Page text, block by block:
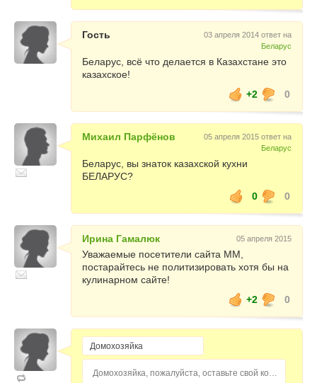
Гость
03 апреля 2014 ответ на
Беларус
Беларус, всё что делается в Казахстане это
казахское!
+2
0
Михаил Парфёнов
05 апреля 2015 ответ на
Беларус
Беларус, вы знаток казахской кухни
БЕЛАРУС?
0
0
Ирина Гамалюк 05 апреля 2015
Уважаемые посетители сайта ММ,
постарайтесь не политизировать хотя бы на
кулинарном сайте!
+2
0
Домохозяйка, пожалуйста, оставьте свой комментарий...